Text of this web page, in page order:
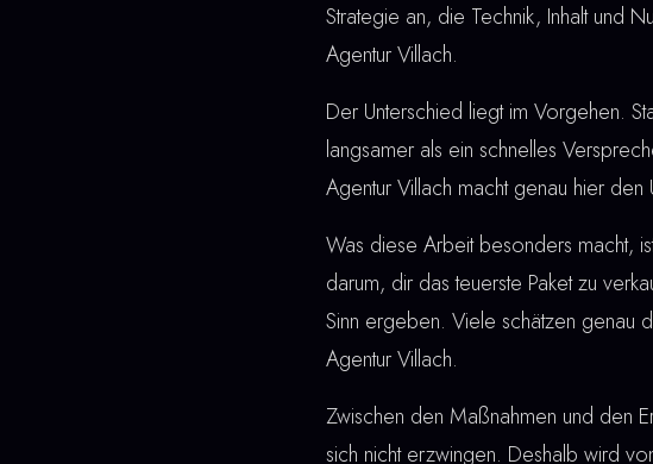
Strategie an, die Technik, Inhalt und
Agentur Villach.
Der Unterschied liegt im Vorgehen.
langsamer als ein schnelles
Agentur Villach macht genau hier den
Was diese Arbeit besonders macht,
darum, dir das teuerste Paket zu
Sinn ergeben. Viele schätzen genau
Agentur Villach.
Zwischen den Maßnahmen und den
sich nicht erzwingen. Deshalb wird